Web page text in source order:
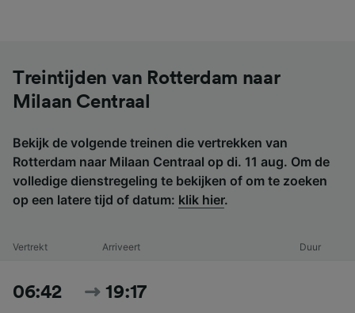
Treintijden van Rotterdam naar
Milaan Centraal
Bekijk de volgende treinen die vertrekken van
Rotterdam naar Milaan Centraal op di. 11 aug. Om de
volledige dienstregeling te bekijken of om te zoeken
op een latere tijd of datum: klik hier.
Vertrekt Arriveert Duur
06:42 19:17